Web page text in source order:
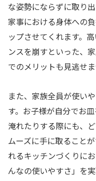
な姿勢にならずに取り
家事における身体への
ップさせてくれます。
ンスを崩すといった、
でのメリットも見逃せま
また、家族全員が使い
す。お子様が自分でお
淹れたりする際にも、
ムーズに手に取ること
れるキッチンづくりに
んなの使いやすさ」を